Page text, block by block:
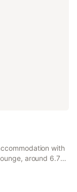
with
around 6.7
offers access